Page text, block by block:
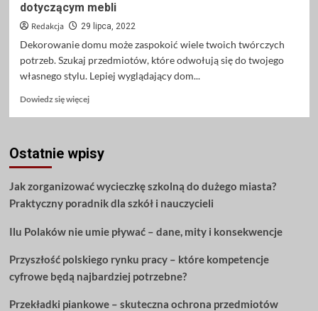
dotyczącym mebli
Redakcja 29 lipca, 2022
Dekorowanie domu może zaspokoić wiele twoich twórczych
potrzeb. Szukaj przedmiotów, które odwołują się do twojego
własnego stylu. Lepiej wyglądający dom...
Dowiedz się więcejDowiedz
Udekoruj
swój
stylem
dzięki
poradom
mebli
Ostatnie wpisy
Jak zorganizować wycieczkę szkolną do dużego miasta?
Praktyczny poradnik dla szkół i nauczycieli
Ilu Polaków nie umie pływać – dane, mity i konsekwencje
Przyszłość polskiego rynku pracy – które kompetencje
cyfrowe będą najbardziej potrzebne?
Przekładki piankowe – skuteczna ochrona przedmiotów